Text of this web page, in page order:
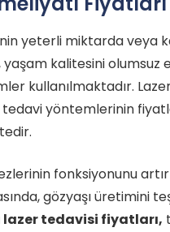
yeterli miktarda veya
kalitesini olumsuz
kullanılmaktadır.
yöntemlerinin
fonksiyonunu
gözyaşı üretimini
lazer tedavisi fiyatları,